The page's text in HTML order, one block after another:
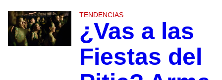
TENDENCIAS
¿Vas a las
Fiestas del